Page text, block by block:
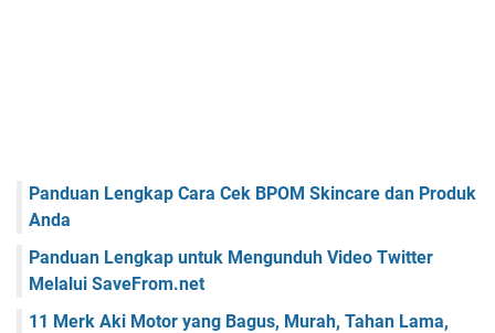
Panduan Lengkap Cara Cek BPOM Skincare dan Produk
Anda
Panduan Lengkap untuk Mengunduh Video Twitter
Melalui SaveFrom.net
11 Merk Aki Motor yang Bagus, Murah, Tahan Lama,